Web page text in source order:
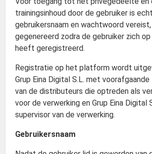
trainingsinhoud door de gebruiker is
gebruikersnaam en wachtwoord
gegenereerd zodra de gebruiker zich
heeft geregistreerd.
Registratie op het platform wordt
Grup Eina Digital S.L. met
van de distributeurs die optreden als
voor de verwerking en Grup Eina Digital
supervisor van de verwerking.
Gebruikersnaam